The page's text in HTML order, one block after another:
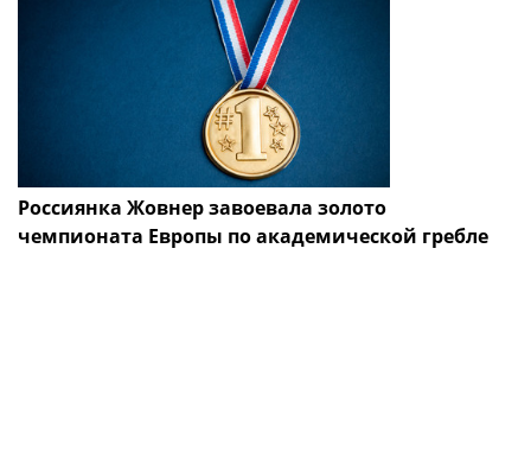
Россиянка Жовнер завоевала золото
чемпионата Европы по академической гребле